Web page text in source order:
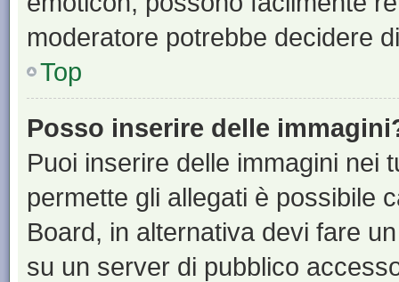
moderatore potrebbe decidere
Top
Posso inserire delle
Puoi inserire delle immagini nei
permette gli allegati è possibile
Board, in alternativa devi fare
su un server di pubblico